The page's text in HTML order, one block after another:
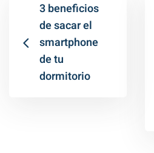
3 beneficios
de sacar el
smartphone
de tu
dormitorio